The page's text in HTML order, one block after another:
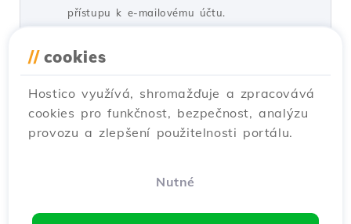
přístupu k e-mailovému účtu.
od Cătălin A.
Publikováno dne 28/06/2017
Nastavení SSH ve Webuzo
Návody / Webuzo
20
// cookies
Hostico využívá, shromažďuje a zpracovává
cookies pro funkčnost, bezpečnost, analýzu
provozu a zlepšení použitelnosti portálu.
Nutné